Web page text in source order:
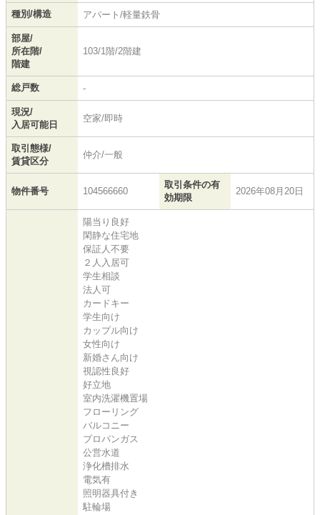
種別/構造 アパート/軽量鉄骨
部屋/
所在階/
階建
103/1階/2階建
総戸数 -
現況/
入居可能日
空家/即時
取引態様/
賃貸区分
仲介/一般
物件番号 104566660
取引条件の有
効期限
2026年08月20日
陽当り良好
閑静な住宅地
保証人不要
２人入居可
学生相談
法人可
カードキー
学生向け
カップル向け
女性向け
新婚さん向け
視認性良好
好立地
室内洗濯機置場
フローリング
バルコニー
プロパンガス
公営水道
浄化槽排水
電気有
照明器具付き
駐輪場